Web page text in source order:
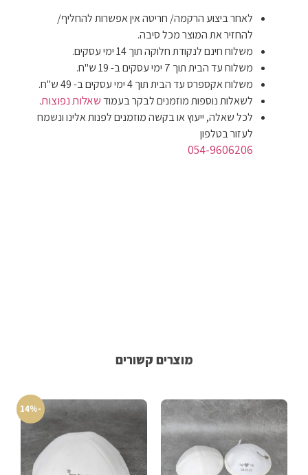
לאחר ביצוע הרקמה/ חריטה אין אפשרות להחליף/
להחזיר את המוצר מכל סיבה.
משלוח חינם לנקודת חלוקה תוך 14 ימי עסקים.
משלוח עד הבית תוך 7 ימי עסקים ב- 19 ש"ח.
משלוח אקספרס עד הבית תוך 4 ימי עסקים ב- 49 ש"ח.
לשאלות נוספות מוזמנים לבקר בעמודשאלות נפוצות.
לכל שאלה, ייעוץ או בקשה מוזמנים לפנות אלינו ונשמח
לעזור בטלפון
054-9606206
מוצרים קשורים
-14%